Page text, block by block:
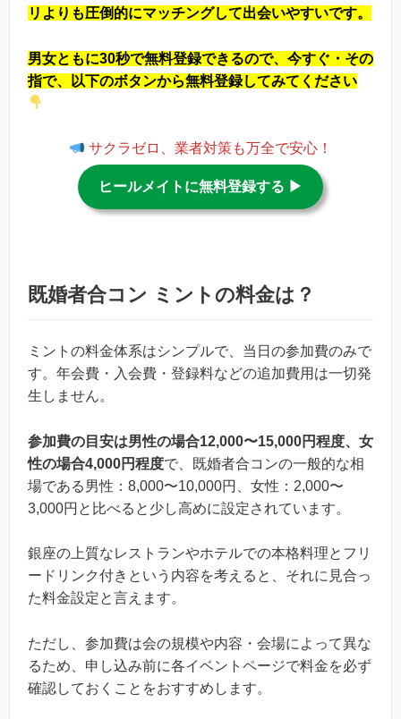
リよりも圧倒的にマッチングして出会いやすいです。
男女ともに30秒で無料登録できるので、今すぐ・その
指で、以下のボタンから無料登録してみてください
サクラゼロ、業者対策も万全で安心！
ヒールメイトに無料登録する ▶︎
既婚者合コン ミントの料金は？
ミントの料金体系はシンプルで、当日の参加費のみで
す。年会費・入会費・登録料などの追加費用は一切発
生しません。
参加費の目安は男性の場合12,000〜15,000円程度、女
性の場合4,000円程度で、既婚者合コンの一般的な相
場である男性：8,000〜10,000円、女性：2,000〜
3,000円と比べると少し高めに設定されています。
銀座の上質なレストランやホテルでの本格料理とフリ
ードリンク付きという内容を考えると、それに見合っ
た料金設定と言えます。
ただし、参加費は会の規模や内容・会場によって異な
るため、申し込み前に各イベントページで料金を必ず
確認しておくことをおすすめします。